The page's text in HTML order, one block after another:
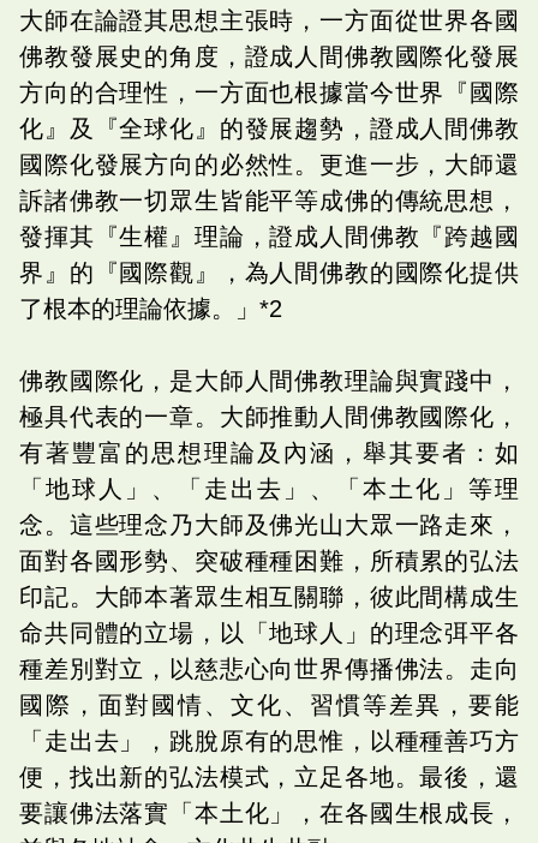
大師在論證其思想主張時，一方面從世界各國
佛教發展史的角度，證成人間佛教國際化發展
方向的合理性，一方面也根據當今世界『國際
化』及『全球化』的發展趨勢，證成人間佛教
國際化發展方向的必然性。更進一步，大師還
訴諸佛教一切眾生皆能平等成佛的傳統思想，
發揮其『生權』理論，證成人間佛教『跨越國
界』的『國際觀』，為人間佛教的國際化提供
了根本的理論依據。」*2
佛教國際化，是大師人間佛教理論與實踐中，
極具代表的一章。大師推動人間佛教國際化，
有著豐富的思想理論及內涵，舉其要者：如
「地球人」、「走出去」、「本土化」等理
念。這些理念乃大師及佛光山大眾一路走來，
面對各國形勢、突破種種困難，所積累的弘法
印記。大師本著眾生相互關聯，彼此間構成生
命共同體的立場，以「地球人」的理念弭平各
種差別對立，以慈悲心向世界傳播佛法。走向
國際，面對國情、文化、習慣等差異，要能
「走出去」，跳脫原有的思惟，以種種善巧方
便，找出新的弘法模式，立足各地。最後，還
要讓佛法落實「本土化」，在各國生根成長，